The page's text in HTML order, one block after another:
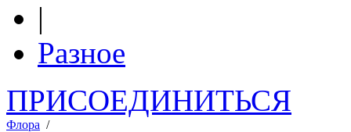
|
Разное
ПРИСОЕДИНИТЬСЯ
Флора /